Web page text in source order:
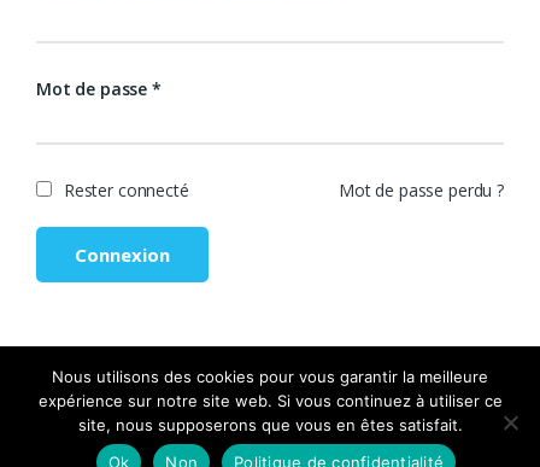
Mot de passe*
Connexion
Rester connecté Mot de passe perdu ?
Nous utilisons des cookies pour vous garantir la meilleure
expérience sur notre site web. Si vous continuez à utiliser ce
site, nous supposerons que vous en êtes satisfait.
Ok
Non Politique de confidentialité